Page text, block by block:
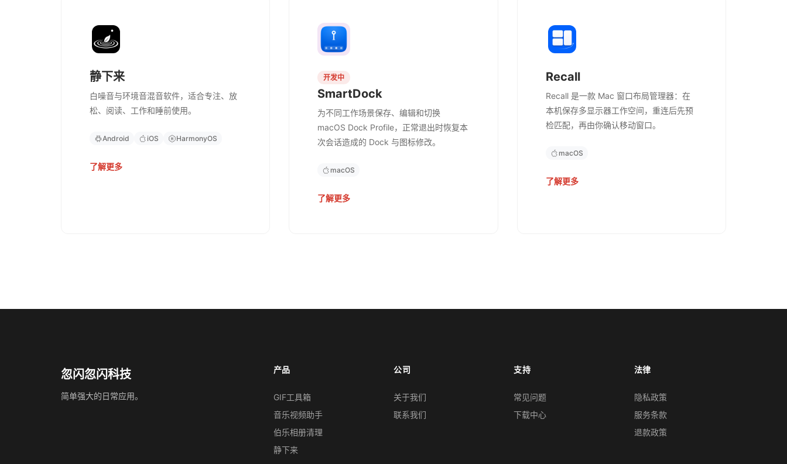
静下来
白噪音与环境音混音软件，适合专注、放
松、阅读、工作和睡前使用。
Android iOS HarmonyOS
了解更多
开发中
SmartDock
为不同工作场景保存、编辑和切换
macOS Dock Profile，正常退出时恢复本
次会话造成的 Dock 与图标修改。
macOS
了解更多
Recall
Recall 是一款 Mac 窗口布局管理器：在
本机保存多显示器工作空间，重连后先预
检匹配，再由你确认移动窗口。
macOS
了解更多
忽闪忽闪科技
简单强大的日常应用。
产品
GIF工具箱
音乐视频助手
伯乐相册清理
静下来
公司
关于我们
联系我们
支持
常见问题
下载中心
法律
隐私政策
服务条款
退款政策